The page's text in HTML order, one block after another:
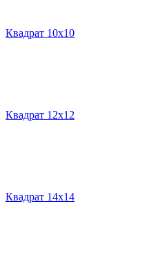
Квадрат 10х10
Квадрат 12х12
Квадрат 14х14